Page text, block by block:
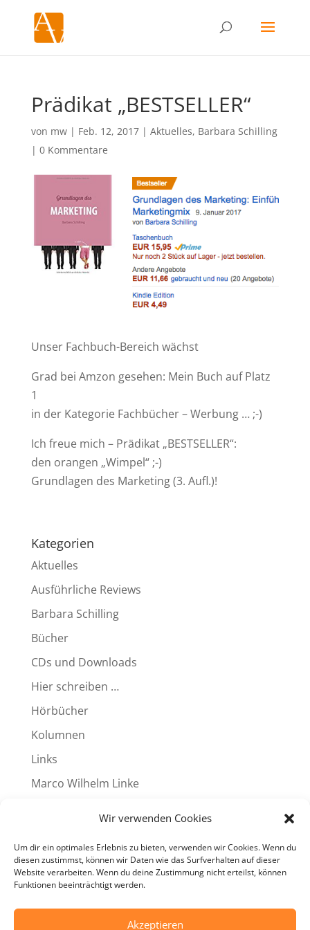
Wir verwenden Cookies
Um dir ein optimales Erlebnis zu bieten, verwenden wir Cookies. Wenn du
diesen zustimmst, können wir Daten wie das Surfverhalten auf dieser
Website verarbeiten. Wenn du deine Zustimmung nicht erteilst, können
Funktionen beeinträchtigt werden.
Akzeptieren
Prädikat „BESTSELLER“
von mw| Feb. 12, 2017| Aktuelles, Barbara Schilling
| 0 Kommentare
Unser Fachbuch-Bereich wächst
Grad bei Amzon gesehen: Mein Buch auf Platz
1
in der Kategorie Fachbücher – Werbung … ;-)
Ich freue mich – Prädikat „BESTSELLER“:
den orangen „Wimpel“ ;-)
Grundlagen des Marketing (3. Aufl.)!
Kategorien
Aktuelles
Ausführliche Reviews
Barbara Schilling
Bücher
CDs und Downloads
Hier schreiben …
Hörbücher
Kolumnen
Links
Marco Wilhelm Linke
Termine
Videos